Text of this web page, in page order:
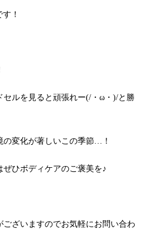
！
セルを見ると頑張れー(/・ω・)/と勝
の変化が著しいこの季節…！
ぜひボディケアのご褒美を♪
ざいますのでお気軽にお問い合わ